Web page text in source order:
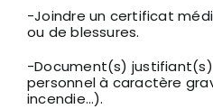
-Joindre un certificat
ou de blessures.
-Document(s)
personnel à caractère
incendie…).